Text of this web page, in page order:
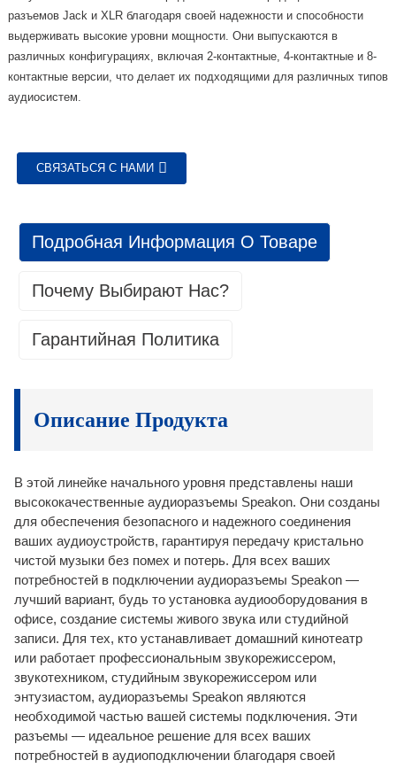
разъемов Jack и XLR благодаря своей надежности и способности
выдерживать высокие уровни мощности. Они выпускаются в
различных конфигурациях, включая 2-контактные, 4-контактные и 8-
контактные версии, что делает их подходящими для различных типов
аудиосистем.
СВЯЗАТЬСЯ С НАМИ
Подробная Информация О Товаре
Почему Выбирают Нас?
Гарантийная Политика
Описание Продукта
В этой линейке начального уровня представлены наши
высококачественные аудиоразъемы Speakon. Они созданы
для обеспечения безопасного и надежного соединения
ваших аудиоустройств, гарантируя передачу кристально
чистой музыки без помех и потерь. Для всех ваших
потребностей в подключении аудиоразъемы Speakon —
лучший вариант, будь то установка аудиооборудования в
офисе, создание системы живого звука или студийной
записи. Для тех, кто устанавливает домашний кинотеатр
или работает профессиональным звукорежиссером,
звукотехником, студийным звукорежиссером или
энтузиастом, аудиоразъемы Speakon являются
необходимой частью вашей системы подключения. Эти
разъемы — идеальное решение для всех ваших
потребностей в аудиоподключении благодаря своей
Послепродажное обслуживание
Доставка в срок
стандарты и технические характеристики для
этапах производственного процесса.
• 100% тестирование каждого изделия перед
упаковкой.
Послепродажное обслуживание
• Индивидуальное общение с торговым
представителем для решения любых вопросов и
проблем.
• Мы гарантируем, что качество нашей продукции
соответствует согласованным стандартам.
Доставка в срок
• Мы неуклонно обеспечиваем своевременную
Как производитель оригинального оборудования (OEM), мы
нашей продукции в течение одного года с даты поставки клиенту.
1.1 Гарантия качества: Мы гарантируем, что отправляемая нами
продукция соответствует стандартам, установленным совместно с
нашими клиентами.
1.2. Замена в течение одного года: Мы предоставляем замену
дефектных товаров в течение 1 года с момента получения.
1.3 Сервис и поддержка: После покупки вы не останетесь одни. Мы
постоянно предоставляем сервисную и техническую поддержку
после продажи.
2. Процесс рассмотрения гарантийных претензий:
Для подачи гарантийной заявки, пожалуйста, следуйте описанной
ниже процедуре.
2.1 Клиенты обязаны незамедлительно уведомлять нас о любых
претензиях по гарантии, связавшись с нашим уполномоченным